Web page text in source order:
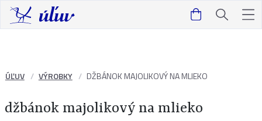
ÚĽUV VÝROBKY DŽBÁNOK MAJOLIKOVÝ NA MLIEKO
džbánok majolikový na mlieko